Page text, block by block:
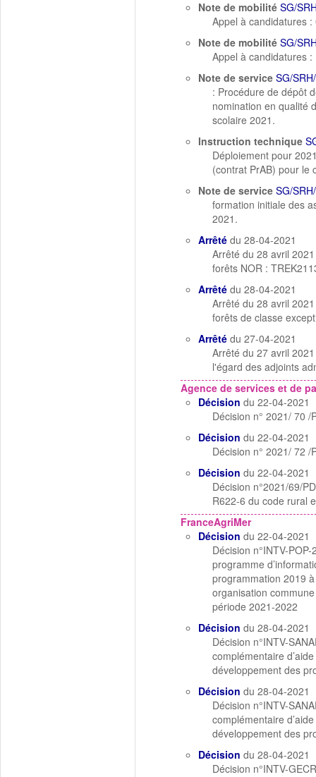
Note de mobilité SG/
Appel à candidatures
Note de mobilité SG/
Appel à candidatures
Note de service SG/
: Procédure de dépôt
nomination en qualité
scolaire 2021.
Instruction technique
Déploiement pour
(contrat PrAB) pour le
Note de service SG/
formation initiale des
2021.
Arrêté du 28-04-2021
Arrêté du 28 avril
forêts NOR :
Arrêté du 28-04-2021
Arrêté du 28 avril
forêts de classe
Arrêté du 27-04-2021
Arrêté du 27 avril
l'égard des adjoints
Agence de services et de
Décision du 22-04-2021
Décision n° 2021/ 70
Décision du 22-04-2021
Décision n° 2021/ 72
Décision du 22-04-2021
Décision n°2021/69/
R622-6 du code rural
FranceAgriMer
Décision du 22-04-2021
Décision n°INTV-
programme
programmation 2019
organisation
période 2021-2022
Décision du 28-04-2021
Décision n°INTV-
complémentaire
développement des
Décision du 28-04-2021
Décision n°INTV-
complémentaire
développement des
Décision du 28-04-2021
Décision n°INTV-